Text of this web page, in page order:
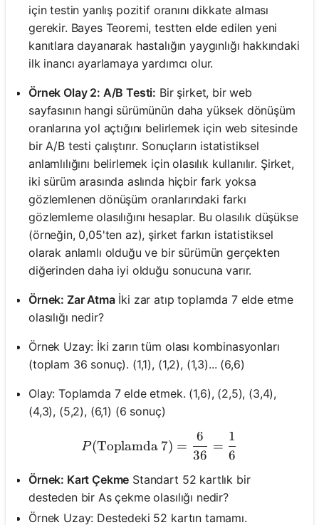
için testin yanlış pozitif oranını dikkate alması
gerekir. Bayes Teoremi, testten elde edilen yeni
kanıtlara dayanarak hastalığın yaygınlığı hakkındaki
ilk inancı ayarlamaya yardımcı olur.
Örnek Olay 2: A/B Testi: Bir şirket, bir web
sayfasının hangi sürümünün daha yüksek dönüşüm
oranlarına yol açtığını belirlemek için web sitesinde
bir A/B testi çalıştırır. Sonuçların istatistiksel
anlamlılığını belirlemek için olasılık kullanılır. Şirket,
iki sürüm arasında aslında hiçbir fark yoksa
gözlemlenen dönüşüm oranlarındaki farkı
gözlemleme olasılığını hesaplar. Bu olasılık düşükse
(örneğin, 0,05'ten az), şirket farkın istatistiksel
olarak anlamlı olduğu ve bir sürümün gerçekten
diğerinden daha iyi olduğu sonucuna varır.
Örnek: Zar Atmaİki zar atıp toplamda 7 elde etme
olasılığı nedir?
Örnek Uzay: İki zarın tüm olası kombinasyonları
(toplam 36 sonuç). (1,1), (1,2), (1,3)... (6,6)
Olay: Toplamda 7 elde etmek. (1,6), (2,5), (3,4),
(4,3), (5,2), (6,1) (6 sonuç)
P(\text{Toplamda 7})
P (Toplamda 7) =
36
6
=
6
1
Örnek: Kart Çekme Standart 52 kartlık bir
desteden bir As çekme olasılığı nedir?
Örnek Uzay: Destedeki 52 kartın tamamı.